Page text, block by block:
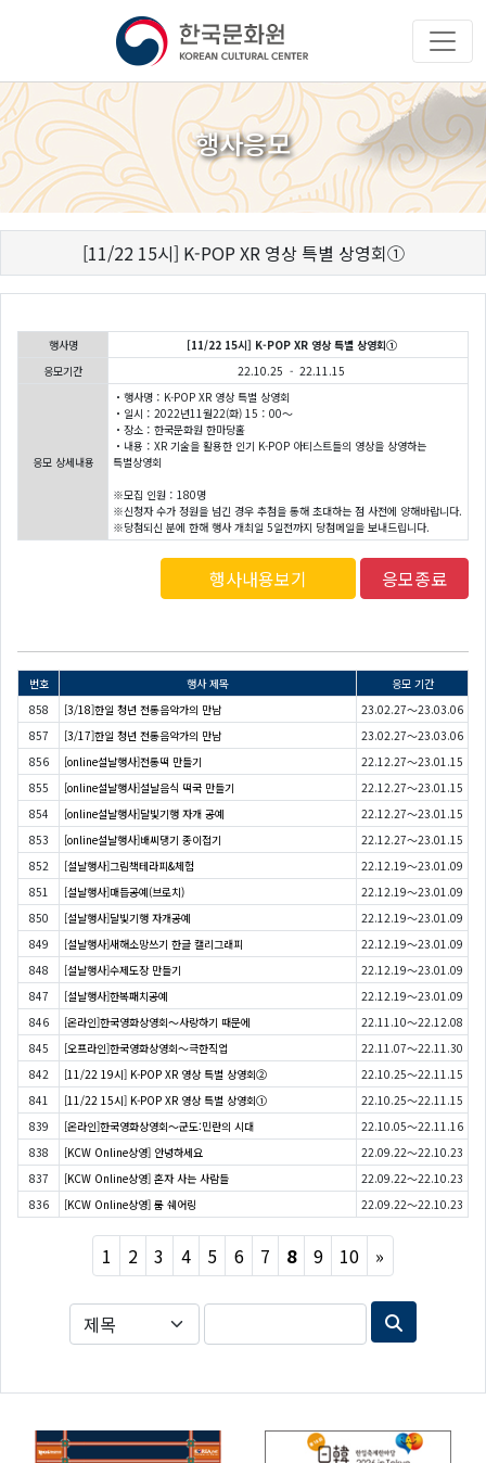
행사응모
[11/22 15시] K-POP XR 영상 특별 상영회①
행사명
[11/22 15시] K-POP XR 영상 특별 상영회①
응모기간
22.10.25 - 22.11.15
응모 상세내용
・행사명：K-POP XR 영상 특별 상영회
・일시：2022년11월22(화) 15：00～
・장소：한국문화원 한마당홀
・내용：XR 기술을 활용한 인기 K-POP 아티스트들의 영상을 상영하는
특별상영회
※모집 인원：180명
※신청자 수가 정원을 넘긴 경우 추첨을 통해 초대하는 점 사전에 양해바랍니다.
※당첨되신 분에 한해 행사 개최일 5일전까지 당첨메일을 보내드립니다.
행사내용보기 응모종료
번호 행사 제목
응모 기간
858
[3/18]한일 청년 전통음악가의 만남
23.02.27～23.03.06
857
[3/17]한일 청년 전통음악가의 만남
23.02.27～23.03.06
856
[online설날행사]전통떡 만들기
22.12.27～23.01.15
855
[online설날행사]설날음식 떡국 만들기
22.12.27～23.01.15
854
[online설날행사]달빛기행 자개 공예
22.12.27～23.01.15
853
[online설날행사]배씨댕기 종이접기
22.12.27～23.01.15
852
[설날행사]그림책테라피&체험
22.12.19～23.01.09
851
[설날행사]매듭공예(브로치)
22.12.19～23.01.09
850
[설날행사]달빛기행 자개공예
22.12.19～23.01.09
849
[설날행사]새해소망쓰기 한글 캘리그래피
22.12.19～23.01.09
848
[설날행사]수제도장 만들기
22.12.19～23.01.09
847
[설날행사]한복패치공예
22.12.19～23.01.09
846
[온라인]한국영화상영회〜사랑하기 때문에
22.11.10～22.12.08
845
[오프라인]한국영화상영회〜극한직업
22.11.07～22.11.30
842
[11/22 19시] K-POP XR 영상 특별 상영회②
22.10.25～22.11.15
841
[11/22 15시] K-POP XR 영상 특별 상영회①
22.10.25～22.11.15
839
[온라인]한국영화상영회〜군도:민란의 시대
22.10.05～22.11.16
838
[KCW Online상영] 안녕하세요
22.09.22～22.10.23
837
[KCW Online상영] 혼자 사는 사람들
22.09.22～22.10.23
836
[KCW Online상영] 룸 쉐어링 22.09.22～22.10.23
1 2 3 4 5 6 7 8 9 10 »